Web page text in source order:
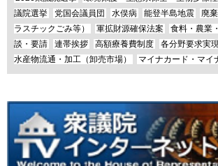
議院選挙
党国会議員団 水俣病 能登半島地震
廃
ラスチックごみ等）
軍拡財源確保法案 食料・農業
談・要請
連帯挨拶 高額療養費制度 各分野要求実
水産物流通・加工（卸売市場）
マイナカード・マイ